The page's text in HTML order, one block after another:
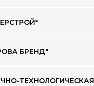
БРЕНД"
ТЕХНОЛОГИЧЕСКАЯ